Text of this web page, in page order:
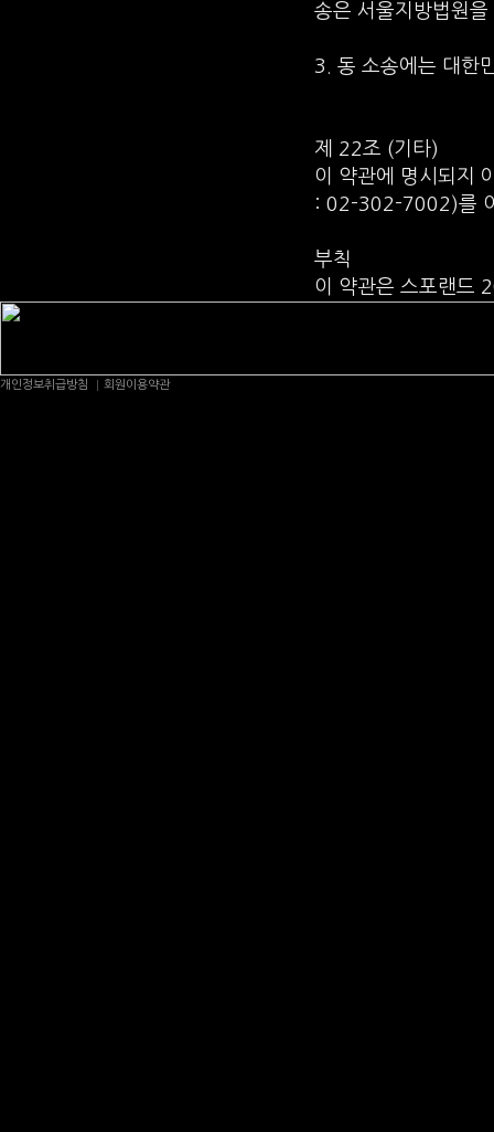
송은 서울지방법원
3. 동 소송에는 대한
제 22조 (기타)
이 약관에 명시되지
: 02-302-7002)를
부칙
이 약관은 스포랜드
개인정보취급방침 회원이용약관